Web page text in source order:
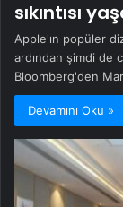
sıkıntısı
Apple'ın popüler
ardından şimdi de
Bloomberg'den
Devamını Oku »